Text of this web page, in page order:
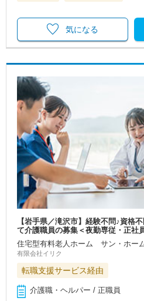
気になる
【岩手県／滝沢市】経験不問♪資格
て介護職員の募集＜夜勤専従・正社
住宅型有料老人ホーム サン・ホー
有限会社イリク
転職支援サービス経由
介護職・ヘルパー / 正職員